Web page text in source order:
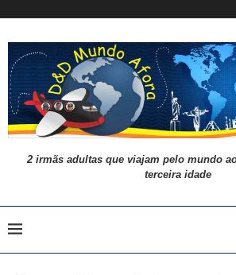
2 irmãs adultas que viajam pelo mundo
terceira idade